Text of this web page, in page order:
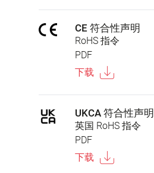
CE 符合性声明
RoHS 指令
PDF
下载
UKCA 符合性声明
英国 RoHS 指令
PDF
下载